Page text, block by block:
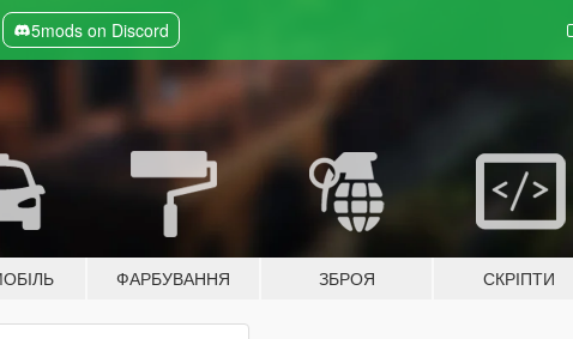
5mods on Discord
ФАРБУВАННЯ ЗБРОЯ СКРІПТИ